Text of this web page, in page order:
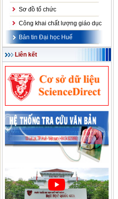
Sơ đồ tổ chức
Công khai chất lượng giáo dục
Bản tin Đại học Huế
Liên kết